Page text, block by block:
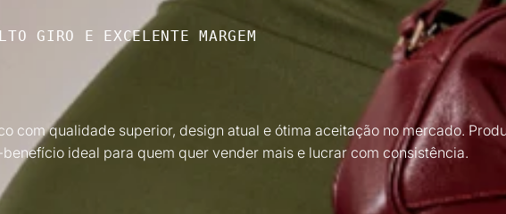
GIRO E EXCELENTE MARGEM
com qualidade superior, design atual e ótima aceitação no mercado.
ideal para quem quer vender mais e lucrar com consistência.